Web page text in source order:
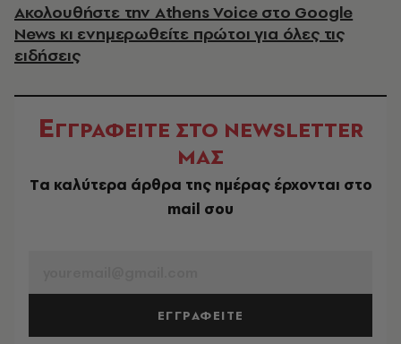
Ακολουθήστε την Athens Voice στο Google
News κι ενημερωθείτε πρώτοι για όλες τις
ειδήσεις
ΕΓΓΡΑΦΕΙΤΕ ΣΤΟ NEWSLETTER
ΜΑΣ
Tα καλύτερα άρθρα της ημέρας έρχονται στο
mail σου
ΕΓΓΡΑΦΕΙΤΕ